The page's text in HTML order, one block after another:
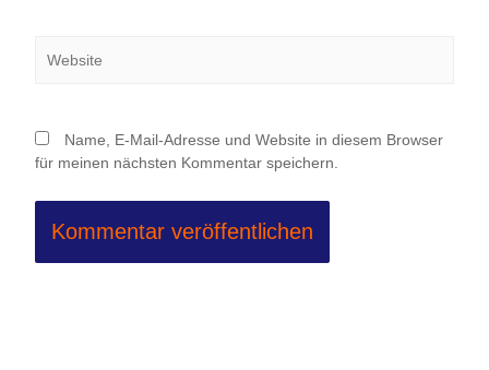
Name, E-Mail-Adresse und Website in diesem Browser
für meinen nächsten Kommentar speichern.